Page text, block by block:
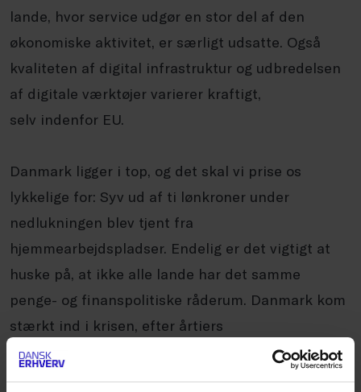
lande, hvor service udgør en stor del af den
økonomiske aktivitet, er særligt udsatte. Også
kvaliteten af digital infrastruktur og udbredelsen
af digitale værktøjer varierer kraftigt,
selv indenfor EU.
Danmark ligger i top, og det skal vi prise os
lykkelige for: Syv ud af ti lønkroner under
nedlukningen blev tjent fra
hjemmearbejdspladser. Endelig er det vigtigt at
huske på, at ikke alle lande har det samme
penge- og finanspolitiske råderum. Danmark kom
stærkt ind i krisen, efter årtiers
fornuftige